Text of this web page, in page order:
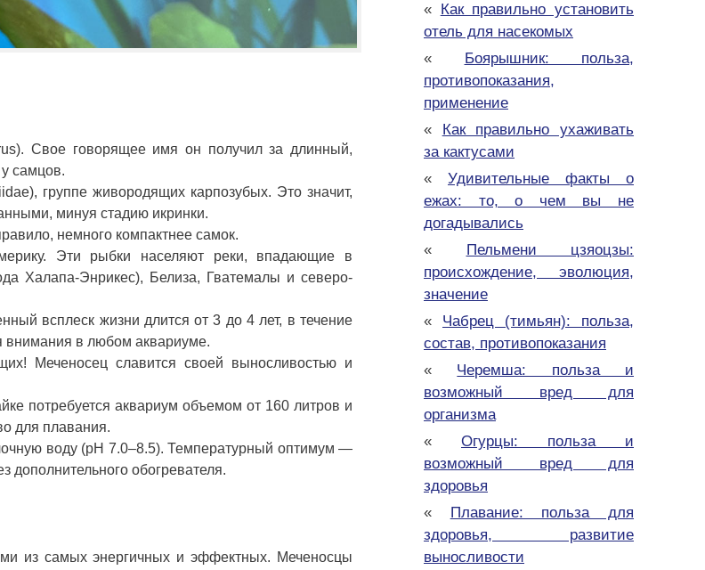
Свое говорящее имя он получил за длинный,
самцов.
группе живородящих карпозубых. Это значит,
минуя стадию икринки.
немного компактнее самок.
Эти рыбки населяют реки, впадающие в
Халапа-Энрикес), Белиза, Гватемалы и северо-
всплеск жизни длится от 3 до 4 лет, в течение
внимания в любом аквариуме.
Меченосец славится своей выносливостью и
потребуется аквариум объемом от 160 литров и
для плавания.
воду (pH 7.0–8.5). Температурный оптимум —
дополнительного обогревателя.
из самых энергичных и эффектных. Меченосцы
«
Как правильно установить
отель для насекомых
«
Боярышник: польза,
противопоказания,
применение
«
Как правильно ухаживать
за кактусами
« Удивительные факты о
ежах: то, о чем вы не
догадывались
«
Пельмени цзяоцзы:
происхождение, эволюция,
значение
« Чабрец (тимьян): польза,
состав, противопоказания
« Черемша: польза и
возможный вред для
организма
« Огурцы: польза и
возможный вред для
здоровья
«
Плавание: польза для
здоровья, развитие
выносливости